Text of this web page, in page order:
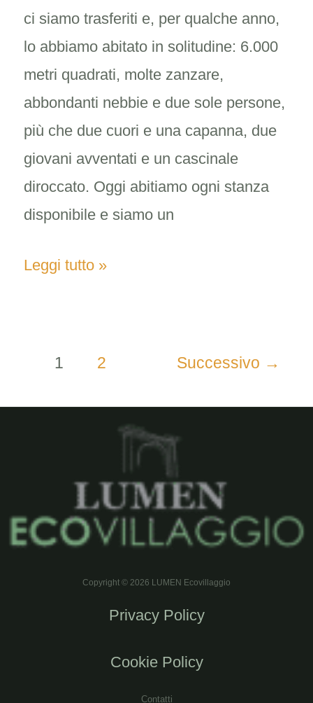
ci siamo trasferiti e, per qualche anno,
lo abbiamo abitato in solitudine: 6.000
metri quadrati, molte zanzare,
abbondanti nebbie e due sole persone,
più che due cuori e una capanna, due
giovani avventati e un cascinale
diroccato. Oggi abitiamo ogni stanza
disponibile e siamo un
Leggi tutto »
1 2 Successivo →
Copyright © 2026 LUMEN Ecovillaggio
Privacy Policy
Cookie Policy
Contatti